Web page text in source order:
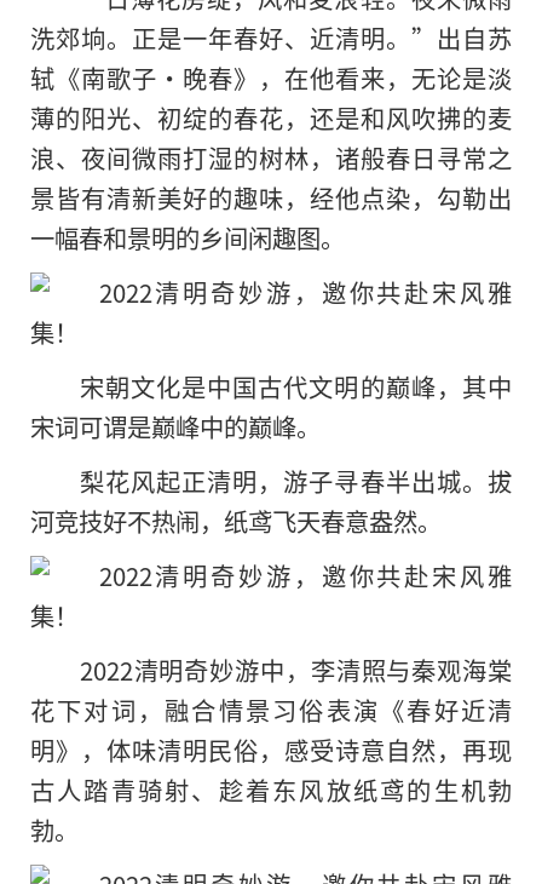
洗郊垧。正是一年春好、近清明。”出自苏
轼《南歌子·晚春》，在他看来，无论是淡
薄的阳光、初绽的春花，还是和风吹拂的麦
浪、夜间微雨打湿的树林，诸般春日寻常之
景皆有清新美好的趣味，经他点染，勾勒出
一幅春和景明的乡间闲趣图。
宋朝文化是中国古代文明的巅峰，其中
宋词可谓是巅峰中的巅峰。
梨花风起正清明，游子寻春半出城。拔
河竞技好不热闹，纸鸢飞天春意盎然。
2022清明奇妙游中，李清照与秦观海棠
花下对词，融合情景习俗表演《春好近清
明》，体味清明民俗，感受诗意自然，再现
古人踏青骑射、趁着东风放纸鸢的生机勃
勃。